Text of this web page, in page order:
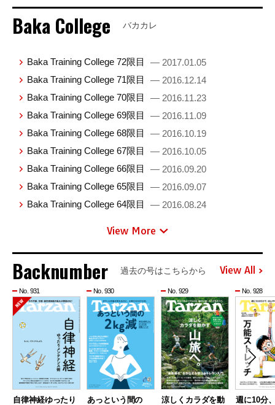
Baka College バカカレ
Baka Training College 72限目
— 2017.01.05
Baka Training College 71限目
— 2016.12.14
Baka Training College 70限目
— 2016.11.23
Baka Training College 69限目
— 2016.11.09
Baka Training College 68限目
— 2016.10.19
Baka Training College 67限目
— 2016.10.05
Baka Training College 66限目
— 2016.09.20
Baka Training College 65限目
— 2016.09.07
Baka Training College 64限目
— 2016.08.24
View More
Backnumber 過去の号はこちらから View All
No. 931
自律神経ゆったり
No. 930
あっという間の
No. 929
涼しくカラダを動
No. 928
週に10分